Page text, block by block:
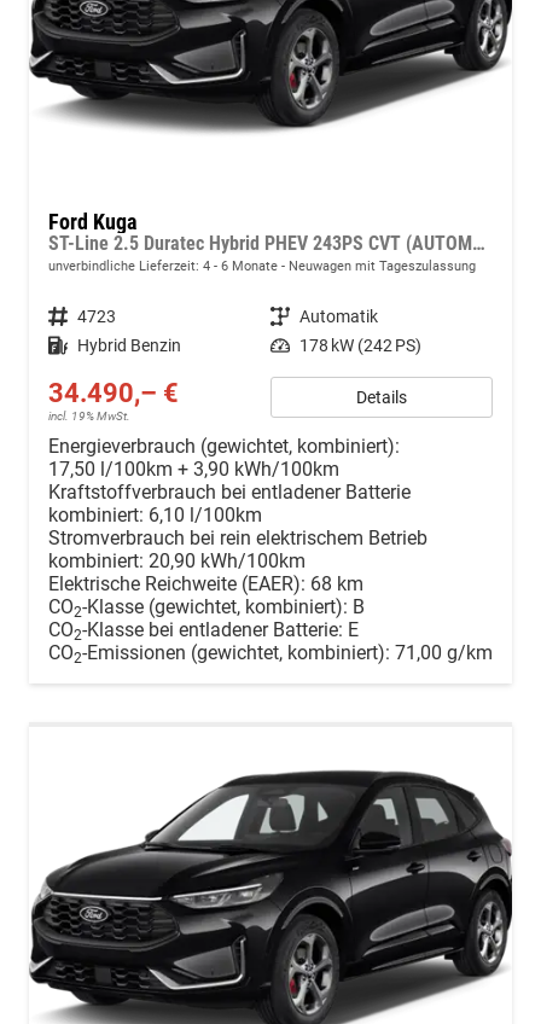
Ford Kuga
ST-Line 2.5 Duratec Hybrid PHEV 243PS CVT (AUTOMATIK), 5 Jahre Garantie, 18" Alu, Navigation 13"-Display, Parksensoren vorne/hinten, Rückfahrkamera, Climatronic, Privacy-Glas, Key-Free-System, Tempomat, LED-Scheinwerfer
unverbindliche Lieferzeit: 4 - 6 Monate Neuwagen mit Tageszulassung
Fahrzeugnr. 4723 Getriebe Automatik
Kraftstoff Hybrid Benzin Leistung 178 kW (242 PS)
34.490,– €
incl. 19% MwSt.
Details
Energieverbrauch (gewichtet, kombiniert):
17,50 l/100km + 3,90 kWh/100km
Kraftstoffverbrauch bei entladener Batterie
kombiniert: 6,10 l/100km
Stromverbrauch bei rein elektrischem Betrieb
kombiniert: 20,90 kWh/100km
Elektrische Reichweite (EAER): 68 km
CO2-Klasse (gewichtet, kombiniert): B
CO2-Klasse bei entladener Batterie: E
CO2-Emissionen (gewichtet, kombiniert): 71,00 g/km